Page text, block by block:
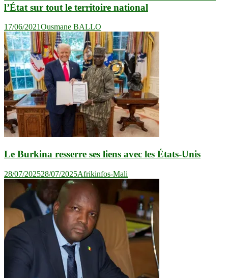
l’État sur tout le territoire national
17/06/2021Ousmane BALLO
Le Burkina resserre ses liens avec les États-Unis
28/07/202528/07/2025Afrikinfos-Mali